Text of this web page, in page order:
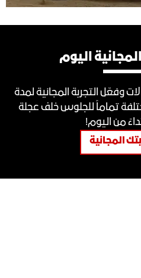
اليوم
وفعّل التجربة المجانية لمدة
تماماً للجلوس خلف عجلة
من اليوم!
المجانية